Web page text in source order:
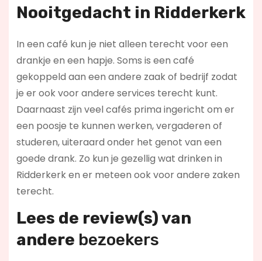
Nooitgedacht in Ridderkerk
In een café kun je niet alleen terecht voor een
drankje en een hapje. Soms is een café
gekoppeld aan een andere zaak of bedrijf zodat
je er ook voor andere services terecht kunt.
Daarnaast zijn veel cafés prima ingericht om er
een poosje te kunnen werken, vergaderen of
studeren, uiteraard onder het genot van een
goede drank. Zo kun je gezellig wat drinken in
Ridderkerk en er meteen ook voor andere zaken
terecht.
Lees de review(s) van
andere bezoekers